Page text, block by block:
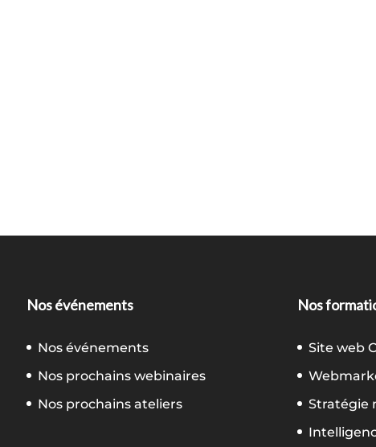
Nos événements
Nos événements
Nos prochains webinaires
Nos prochains ateliers
Nos
Site web
Stratégie